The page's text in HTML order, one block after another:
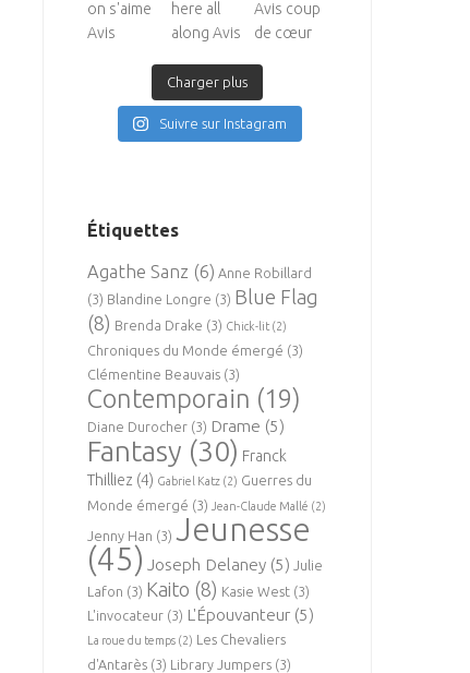
Charger plus
Suivre sur Instagram
Étiquettes
Agathe Sanz (6) Anne Robillard
(3) Blandine Longre (3) Blue Flag
(8) Brenda Drake (3) Chick-lit (2)
Chroniques du Monde émergé (3)
Clémentine Beauvais (3)
Contemporain (19)
Diane Durocher (3) Drame (5)
Fantasy (30) Franck
Thilliez (4) Gabriel Katz (2) Guerres du
Monde émergé (3) Jean-Claude Mallé (2)
Jenny Han (3) Jeunesse
(45) Joseph Delaney (5) Julie
Lafon (3) Kaito (8) Kasie West (3)
L'invocateur (3) L'Épouvanteur (5)
La roue du temps (2) Les Chevaliers
d'Antarès (3) Library Jumpers (3)